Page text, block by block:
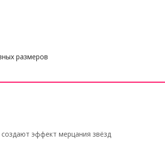
размеров
эффект мерцания звёзд